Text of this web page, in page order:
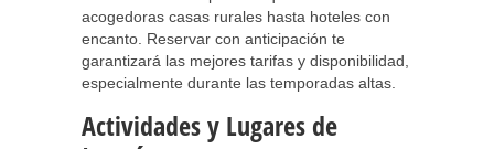
acogedoras casas rurales hasta hoteles con
encanto. Reservar con anticipación te
garantizará las mejores tarifas y disponibilidad,
especialmente durante las temporadas altas.
Actividades y Lugares de